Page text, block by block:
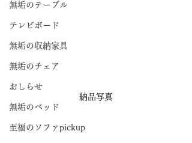
無垢のテーブル
テレビボード
無垢の収納家具
無垢のチェア
おしらせ
無垢のベッド
至福のソファpickup
納品写真